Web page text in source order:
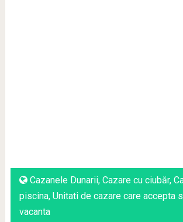
Cazanele Dunarii, Cazare cu ciubăr,
piscina, Unitati de cazare care accepta
vacanta